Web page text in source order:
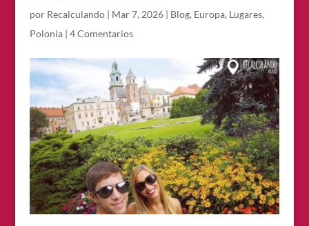
por Recalculando| Mar 7, 2026| Blog, Europa, Lugares,
Polonia| 4 Comentarios